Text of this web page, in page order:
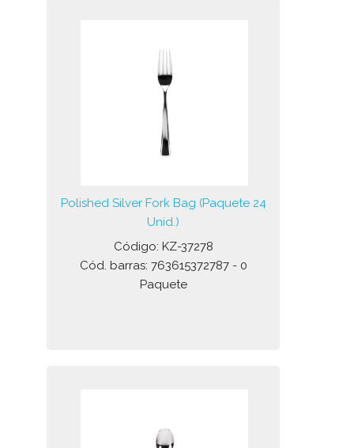
Polished Silver Fork Bag (Paquete 24
Unid.)
Código: KZ-37278
Cód. barras: 763615372787 - 0
Paquete